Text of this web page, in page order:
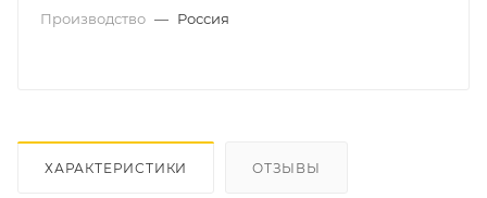
Производство — Россия
ХАРАКТЕРИСТИКИ ОТЗЫВЫ